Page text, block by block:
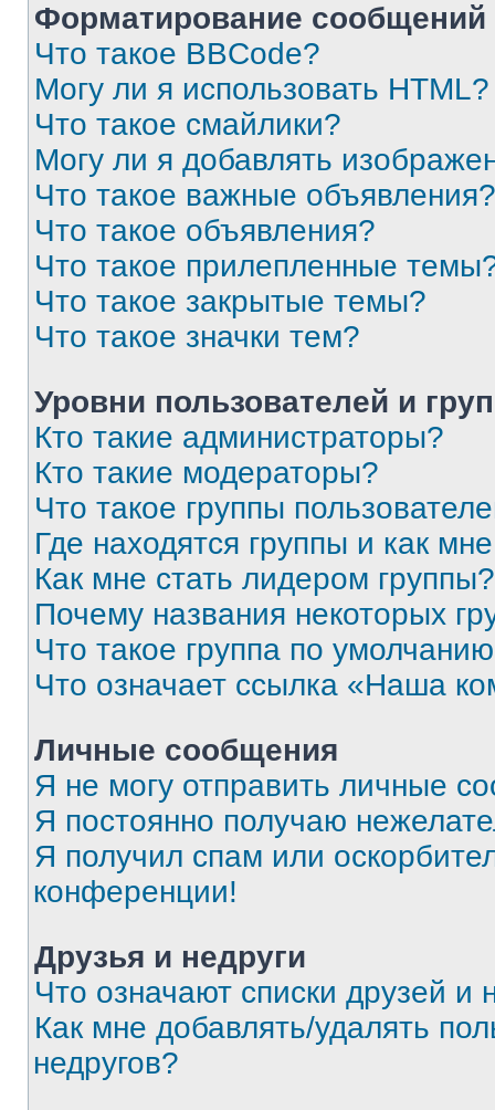
Форматирование
Что такое BBCode?
Могу ли я использовать HTML?
Что такое смайлики?
Могу ли я добавлять
Что такое важные объявления?
Что такое объявления?
Что такое прилепленные
Что такое закрытые темы?
Что такое значки тем?
Уровни пользователей и
Кто такие администраторы?
Кто такие модераторы?
Что такое группы
Где находятся группы и как
Как мне стать лидером группы?
Почему названия некоторых
Что такое группа по
Что означает ссылка «Наша
Личные сообщения
Я не могу отправить личные
Я постоянно получаю
Я получил спам или
конференции!
Друзья и недруги
Что означают списки друзей и
Как мне добавлять/удалять
недругов?